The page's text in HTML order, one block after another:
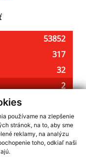
používame na zlepšenie
stránok, na to, aby sme
reklamy, na analýzu
toho, odkiaľ naši
s využitím RSS
Mapa stránok,web portál
,registrácia domény